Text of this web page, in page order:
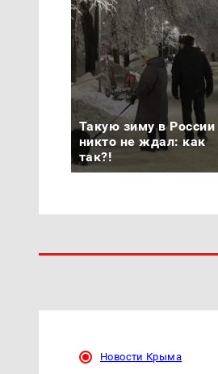
Такую зиму в России
никто не ждал: как
так?!
Новости Крыма